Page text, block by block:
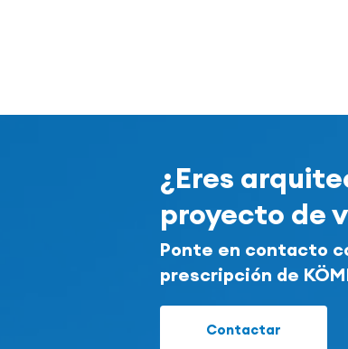
¿Eres
proyecto de
Ponte en contacto
prescripción de
Contactar